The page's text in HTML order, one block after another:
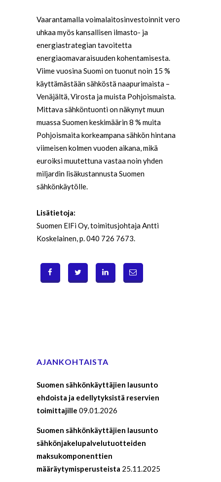
Vaarantamalla voimalaitosinvestoinnit vero
uhkaa myös kansallisen ilmasto- ja
energiastrategian tavoitetta
energiaomavaraisuuden kohentamisesta.
Viime vuosina Suomi on tuonut noin 15 %
käyttämästään sähköstä naapurimaista –
Venäjältä, Virosta ja muista Pohjoismaista.
Mittava sähköntuonti on näkynyt muun
muassa Suomen keskimäärin 8 % muita
Pohjoismaita korkeampana sähkön hintana
viimeisen kolmen vuoden aikana, mikä
euroiksi muutettuna vastaa noin yhden
miljardin lisäkustannusta Suomen
sähkönkäytölle.
Lisätietoja:
Suomen ElFi Oy, toimitusjohtaja Antti
Koskelainen, p. 040 726 7673.
AJANKOHTAISTA
Suomen sähkönkäyttäjien lausunto
ehdoista ja edellytyksistä reservien
toimittajille 09.01.2026
Suomen sähkönkäyttäjien lausunto
sähkönjakelupalvelutuotteiden
maksukomponenttien
määräytymisperusteista 25.11.2025